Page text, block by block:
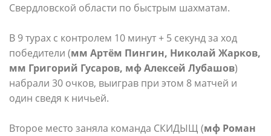
Свердловской области по быстрым шахматам.
В 9 турах с контролем 10 минут + 5 секунд за ход
победители (мм Артём Пингин, Николай Жарков,
мм Григорий Гусаров, мф Алексей Лубашов)
набрали 30 очков, выиграв при этом 8 матчей и
один сведя к ничьей.
Второе место заняла команда СКИДЫЩ (мф Роман